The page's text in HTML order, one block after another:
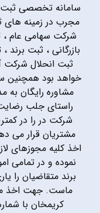
سامانه تخصصی
مجرب در زمینه
شرکت سهامی عام
بازرگانی ، ثبت
ثبت انحلال شرکت
خواهد بود همچنین
مشاوره رایگان به
راستای جلب
شرکت در را در
مشتریان قرار می
اخذ کلیه مجوزهای
نموده و در تمامی
برند متقاضیان
ماست. جهت اخذ
کریمخان با شماره ۰۲۱۸۷۱۴۶ تماس حاصل